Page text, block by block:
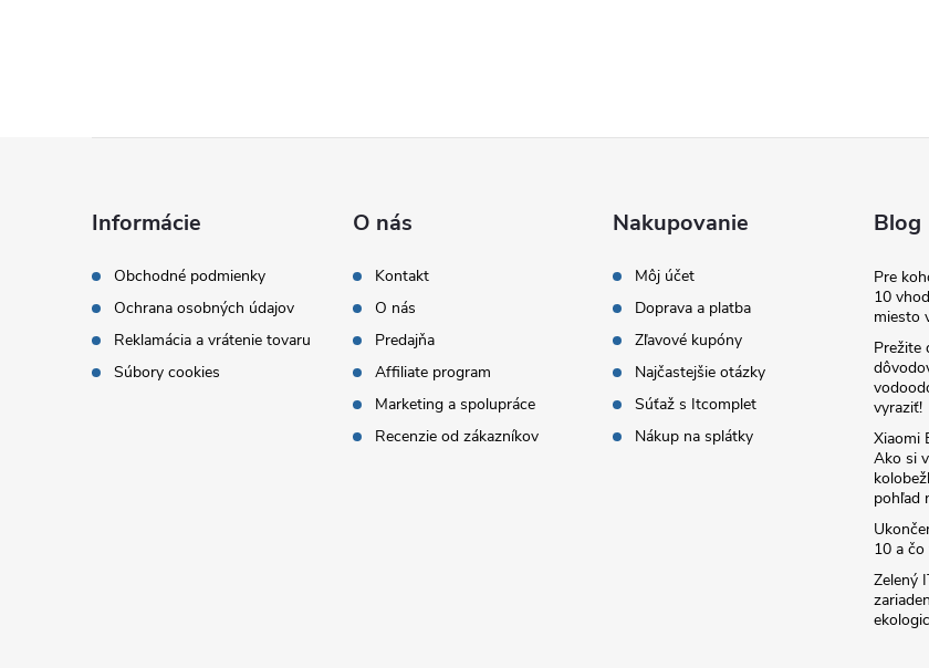
Informácie
Obchodné podmienky
Ochrana osobných údajov
Reklamácia a vrátenie tovaru
Súbory cookies
O nás
Kontakt
O nás
Predajňa
Affiliate program
Marketing a spolupráce
Recenzie od zákazníkov
Nakupovanie
Môj účet
Doprava a platba
Zľavové kupóny
Najčastejšie otázky
Súťaž s Itcomplet
Nákup na splátky
Blog
Pre
10
miesto
Prežite
vyraziť!
Xiaomi
Ako si
pohľad
10 a
Zelený